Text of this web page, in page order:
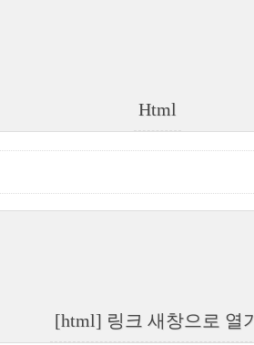
Html
[html] 링크 새창으로 열기